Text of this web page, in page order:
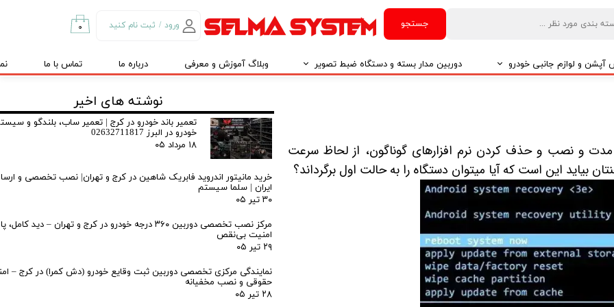
جستجو ورود / ثبت نام کنید
تغییر گذر واژه
سفارشات
خروج از حساب
کاربری
۰
و لوازم جانبی خودرو
ایربگ و رابط چرخشی
مدیا
دوربین مدار بسته و دستگاه ضبط تصویر وبلاگ آموزش و معرفی درباره ما تماس با ما
مدت و نصب و حذف کردن نرم افزارهای گوناگون، از لحاظ سرعت
این است که آیا میتوان دستگاه را به حالت اول برگرداند؟
نوشته های اخیر
تعمیر باند خودرو در کرج | تعمیر ساب، بلندگو و
خودرو در البرز 02632711817
۱۸ مرداد ۰۵
خرید مانیتور اندروید فابریک شاهین در کرج و تهران| نصب تخصصی و
ایران | سلما سیستم
۳۰ تیر ۰۵
مرکز نصب تخصصی دوربین ۳۶۰ درجه خودرو در کرج و تهران – دید
امنیت بی‌نقص
۲۹ تیر ۰۵
نمایندگی مرکزی تخصصی دوربین ثبت وقایع خودرو (دش کمرا) در کرج –
حقوقی و نصب مخفیانه
۲۸ تیر ۰۵